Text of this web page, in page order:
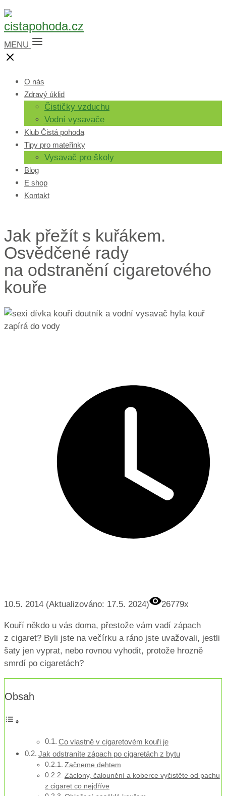
MENU
O nás
Zdravý úklid
Čističky vzduchu
Vodní vysavače
Klub Čistá pohoda
Tipy pro mateřinky
Vysavač pro školy
Blog
E shop
Kontakt
Jak přežít s kuřákem.
Osvědčené rady
na odstranění cigaretového
kouře
10.5. 2014 (Aktualizováno: 17.5. 2024) 26779x
Kouří někdo u vás doma, přestože vám vadí zápach
z cigaret? Byli jste na večírku a ráno jste uvažovali, jestli
šaty jen vyprat, nebo rovnou vyhodit, protože hrozně
smrdí po cigaretách?
Obsah
Co vlastně v cigaretovém kouři je
Jak odstraníte zápach po cigaretách z bytu
Začneme dehtem
Záclony, čalounění a koberce vyčistěte od pachu
z cigaret co nejdříve